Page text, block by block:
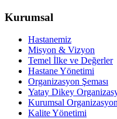
Kurumsal
Hastanemiz
Misyon & Vizyon
Temel İlke ve Değerler
Hastane Yönetimi
Organizasyon Şeması
Yatay Dikey
Kurumsal Organizasyon
Kalite Yönetimi